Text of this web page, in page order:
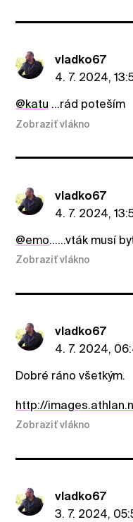
vladko67
4. 7. 2024,
@katu ...rád poteším
Zobraziť vlákno
vladko67
4. 7. 2024,
@emo......vták musí
Zobraziť vlákno
vladko67
4. 7. 2024,
Dobré ráno všetkým.
http://
Zobraziť vlákno
vladko67
3. 7. 2024,